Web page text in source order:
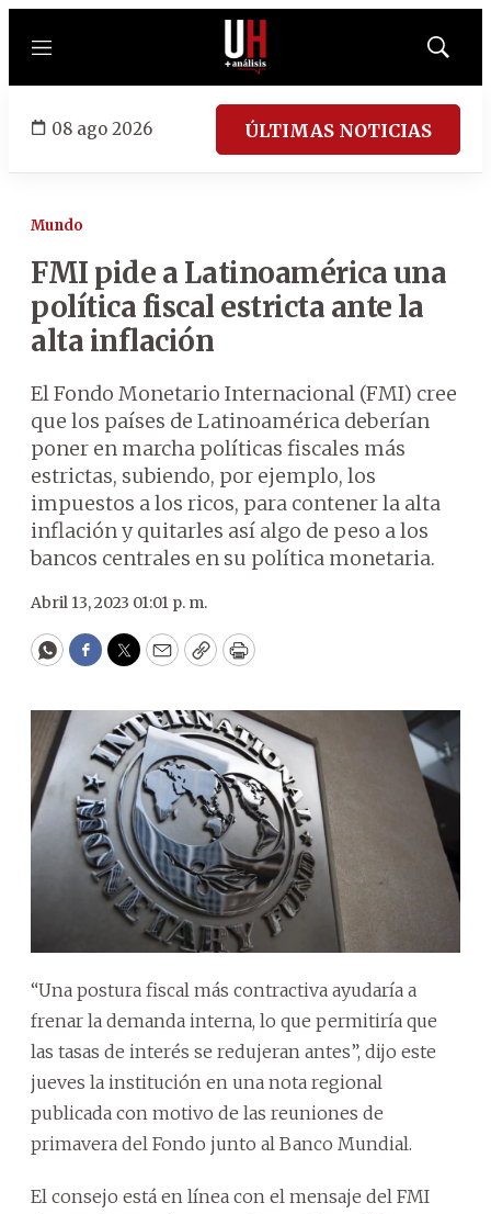
Menú
Mostrar
08 ago 2026 ÚLTIMAS NOTICIAS
Mundo
FMI pide a Latinoamérica una
política fiscal estricta ante la
alta inflación
El Fondo Monetario Internacional (FMI) cree
que los países de Latinoamérica deberían
poner en marcha políticas fiscales más
estrictas, subiendo, por ejemplo, los
impuestos a los ricos, para contener la alta
inflación y quitarles así algo de peso a los
bancos centrales en su política monetaria.
Abril 13, 2023 01:01 p. m.
WhatsApp
Facebook
Twitter
EmailCopyPrint
“Una postura fiscal más contractiva ayudaría a
frenar la demanda interna, lo que permitiría que
las tasas de interés se redujeran antes”, dijo este
jueves la institución en una nota regional
publicada con motivo de las reuniones de
primavera del Fondo junto al Banco Mundial.
El consejo está en línea con el mensaje del FMI